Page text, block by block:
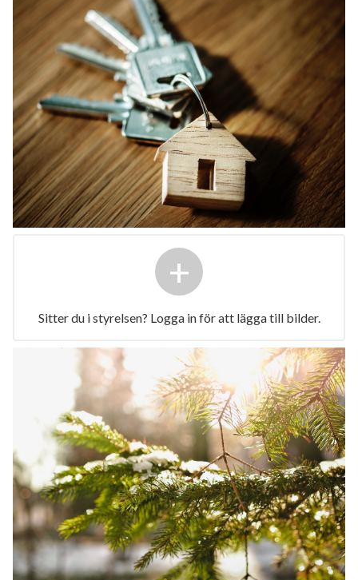
+
Sitter du i styrelsen? Logga in för att lägga till bilder.